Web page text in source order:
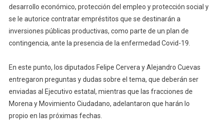
desarrollo económico, protección del empleo y protección social y
se le autorice contratar empréstitos que se destinarán a
inversiones públicas productivas, como parte de un plan de
contingencia, ante la presencia de la enfermedad Covid-19.
En este punto, los diputados Felipe Cervera y Alejandro Cuevas
entregaron preguntas y dudas sobre el tema, que deberán ser
enviadas al Ejecutivo estatal, mientras que las fracciones de
Morena y Movimiento Ciudadano, adelantaron que harán lo
propio en las próximas fechas.